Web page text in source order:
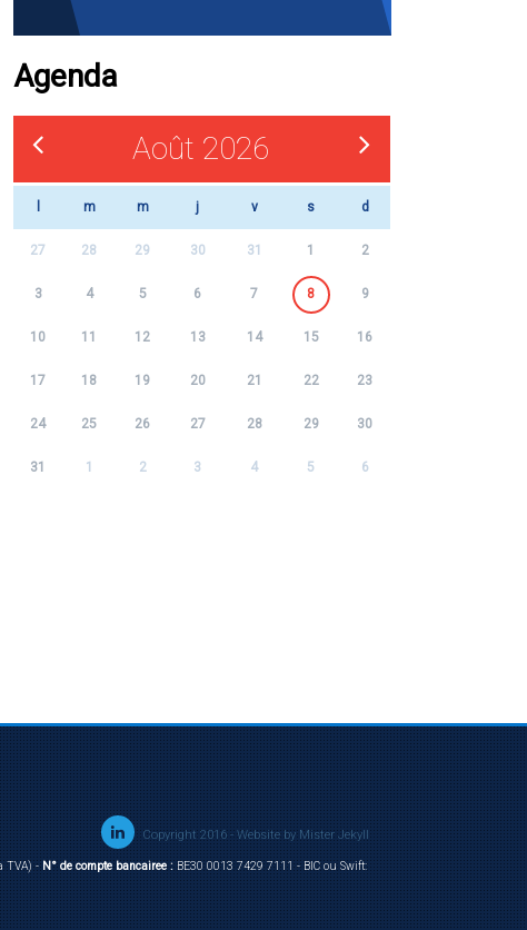
Agenda
Août 2026
m m j v s d
27 28 29 30 31 1 2
3 4 5 6 7 8 9
10 11 12 13 14 15 16
17 18 19 20 21 22 23
24 25 26 27 28 29 30
31 1 2 3 4 5 6
Copyright 2016 - Website byMister Jekyll
TVA) -N° de compte bancairee :BE30 0013 7429 7111 - BIC ou Swift: